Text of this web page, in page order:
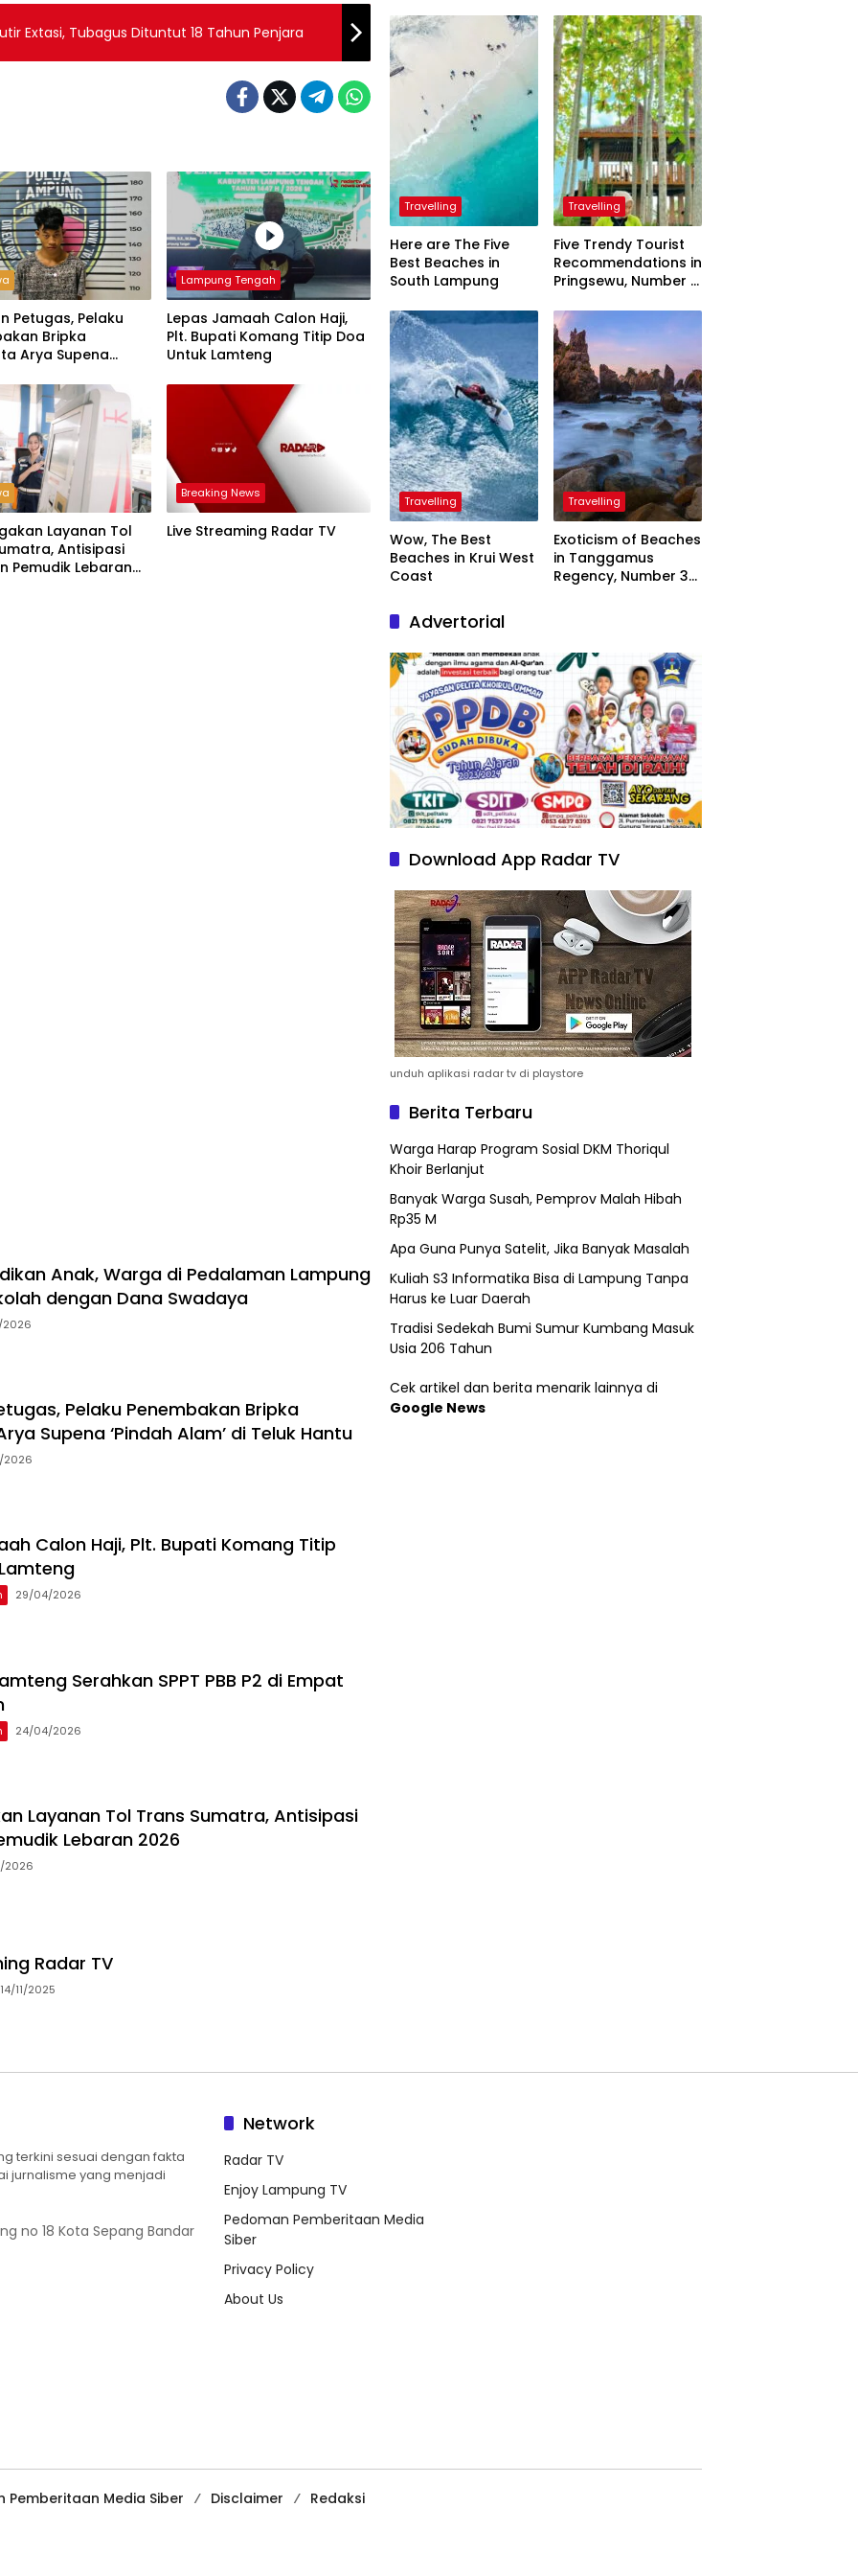
Extasi, Tubagus Dituntut 18 Tahun Penjara
Petugas, Pelaku
Bripka
Arya Supena
Lampung Tengah
Lepas Jamaah Calon Haji,
Plt. Bupati Komang Titip Doa
Untuk Lamteng
Layanan Tol
Antisipasi
Pemudik Lebaran
Breaking News
Live Streaming Radar TV
Anak, Warga di Pedalaman Lampung
dengan Dana Swadaya
2026
Pelaku Penembakan Bripka
Supena ‘Pindah Alam’ di Teluk Hantu
2026
Calon Haji, Plt. Bupati Komang Titip
29/04/2026
Serahkan SPPT PBB P2 di Empat
24/04/2026
Layanan Tol Trans Sumatra, Antisipasi
Lebaran 2026
2026
Radar TV
14/11/2025
Travelling
Here are The Five
Best Beaches in
South Lampung
Travelling
Five Trendy Tourist
Recommendations in
Pringsewu, Number 3
President
Travelling
Wow, The Best
Beaches in Krui West
Coast
Travelling
Exoticism of Beaches
in Tanggamus
Regency, Number 3
Advertorial
Download App Radar TV
unduh aplikasi radar tv di playstore
Berita Terbaru
Warga Harap Program Sosial DKM Thoriqul
Khoir Berlanjut
Banyak Warga Susah, Pemprov Malah Hibah
Rp35 M
Apa Guna Punya Satelit, Jika Banyak Masalah
Kuliah S3 Informatika Bisa di Lampung Tanpa
Harus ke Luar Daerah
Tradisi Sedekah Bumi Sumur Kumbang Masuk
Usia 206 Tahun
Cek artikel dan berita menarik lainnya di
Google News
terkini sesuai dengan fakta
jurnalisme yang menjadi
no 18 Kota Sepang Bandar
Network
Radar TV
Enjoy Lampung TV
Pedoman Pemberitaan Media
Siber
Privacy Policy
About Us
Pemberitaan Media Siber Disclaimer Redaksi